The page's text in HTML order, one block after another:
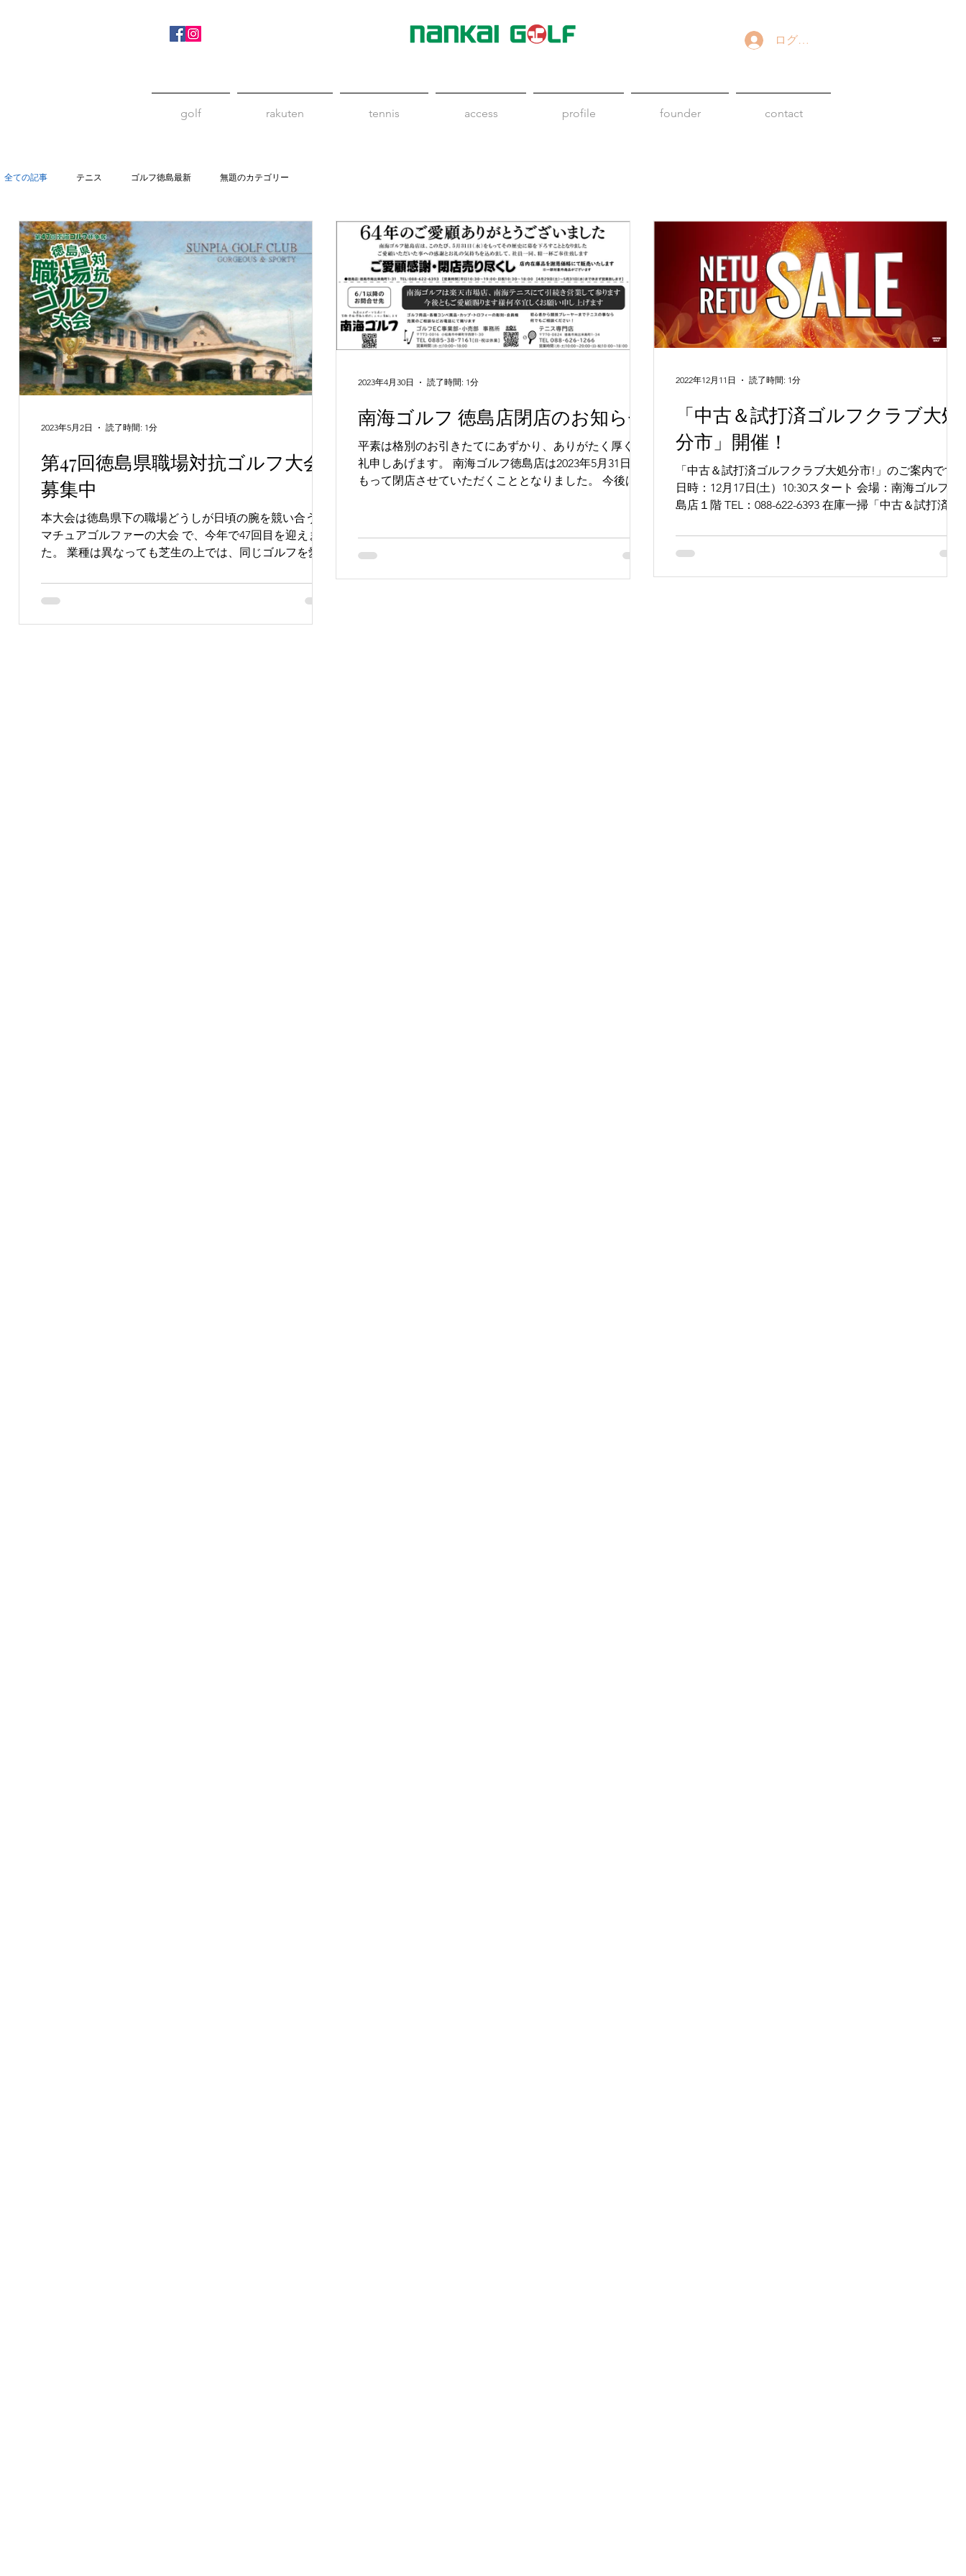
ログイン
golf rakuten tennis access profile founder contact
全ての記事 テニス ゴルフ徳島最新 無題のカテゴリー
第47回徳島県職場対抗ゴルフ大会
募集中
本大会は徳島県下の職場どうしが日頃の腕を競い合うア
マチュアゴルファーの大会 で、今年で47回目を迎えまし
た。 業種は異なっても芝生の上では、同じゴルフを愛す
気あいあいと、ときにはエキサイティングに！...
2023年5月2日 読了時間: 1分 南海ゴルフ 徳島店閉店のお知らせ
平素は格別のお引きたてにあずかり、ありがたく厚くお
礼申しあげます。 南海ゴルフ徳島店は2023年5月31日を
もって閉店させていただくこととなりました。 今後は南
2023年4月30日 読了時間: 1分
「中古＆試打済ゴルフクラブ大処
分市」開催！
「中古＆試打済ゴルフクラブ大処分市!」のご案内です
日時：12月17日(土）10:30スタート 会場：南海ゴルフ徳
島店１階 TEL：088-622-6393 在庫一掃「中古＆試打済ゴ
2022年12月11日 読了時間: 1分